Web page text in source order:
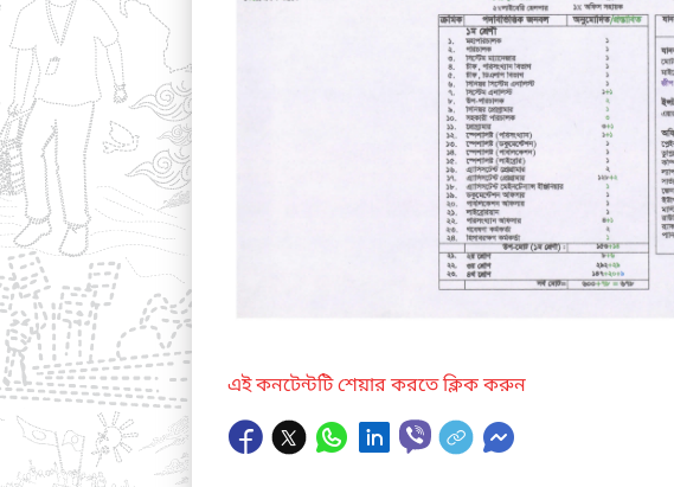
এই কনটেন্টটি শেয়ার করতে ক্লিক করুন